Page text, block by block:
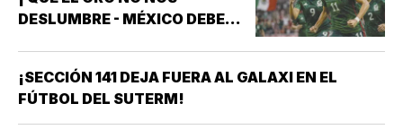
DESLUMBRE - MÉXICO DEBE
BRASIL 2027 *MÉXICO GANÓ
EL ORO EN LOS JUEGOS
CENTROAMERICANOS Y DEL
¡SECCIÓN 141 DEJA FUERA AL GALAXI EN EL
FÚTBOL DEL SUTERM!